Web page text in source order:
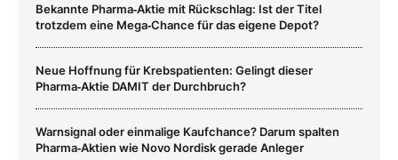
Bekannte Pharma‑Aktie mit Rückschlag: Ist der Titel
trotzdem eine Mega‑Chance für das eigene Depot?
Neue Hoffnung für Krebspatienten: Gelingt dieser
Pharma‑Aktie DAMIT der Durchbruch?
Warnsignal oder einmalige Kaufchance? Darum spalten
Pharma‑Aktien wie Novo Nordisk gerade Anleger